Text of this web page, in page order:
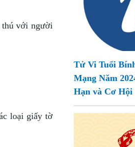
thú với người
loại giấy tờ
Tử Vi Tuổi
Mạng Năm
Hạn và Cơ Hội